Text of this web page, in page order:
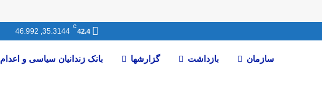
42.4
C
35.3144, 46.992
سازمان بازداشت گزارشها بانک زندانیان سیاسی و اعدام